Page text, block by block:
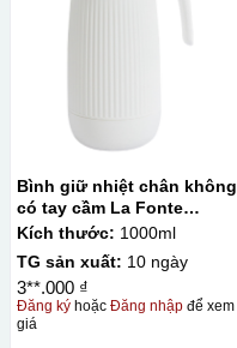
Bình giữ nhiệt chân không
có tay cầm La Fonte
1000ml – 011655
Kích thước: 1000ml
TG sản xuất: 10 ngày
3**.000 ₫
Đăng kýhoặc Đăng nhậpđể xem
giá